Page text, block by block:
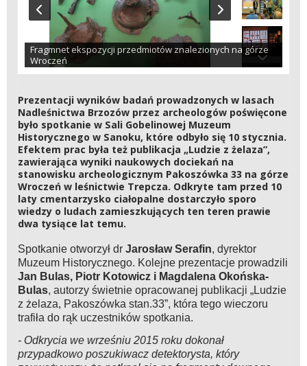
Fragmnet ekspozycji przedmiotów znalezionych na górze
Wroczeń
Prezentacji wyników badań prowadzonych w lasach
Nadleśnictwa Brzozów przez archeologów poświęcone
było spotkanie w Sali Gobelinowej Muzeum
Historycznego w Sanoku, które odbyło się 10 stycznia.
Efektem prac była też publikacja „Ludzie z żelaza”,
zawierająca wyniki naukowych dociekań na
stanowisku archeologicznym Pakoszówka 33 na górze
Wroczeń w leśnictwie Trepcza. Odkryte tam przed 10
laty cmentarzysko ciałopalne dostarczyło sporo
wiedzy o ludach zamieszkujących ten teren prawie
dwa tysiące lat temu.
Spotkanie otworzył dr Jarosław Serafin, dyrektor
Muzeum Historycznego. Kolejne prezentacje prowadzili
Jan Bulas, Piotr Kotowicz i Magdalena Okońska-
Bulas, autorzy świetnie opracowanej publikacji „Ludzie
z żelaza, Pakoszówka stan.33”, która tego wieczoru
trafiła do rąk uczestników spotkania.
- Odkrycia we wrześniu 2015 roku dokonał
przypadkowo poszukiwacz detektorysta, który